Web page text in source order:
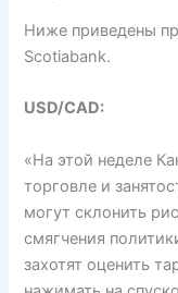
Ниже приведены
Scotiabank.
USD/CAD:
«На этой неделе
торговле и
могут склонить
смягчения
захотят оценить